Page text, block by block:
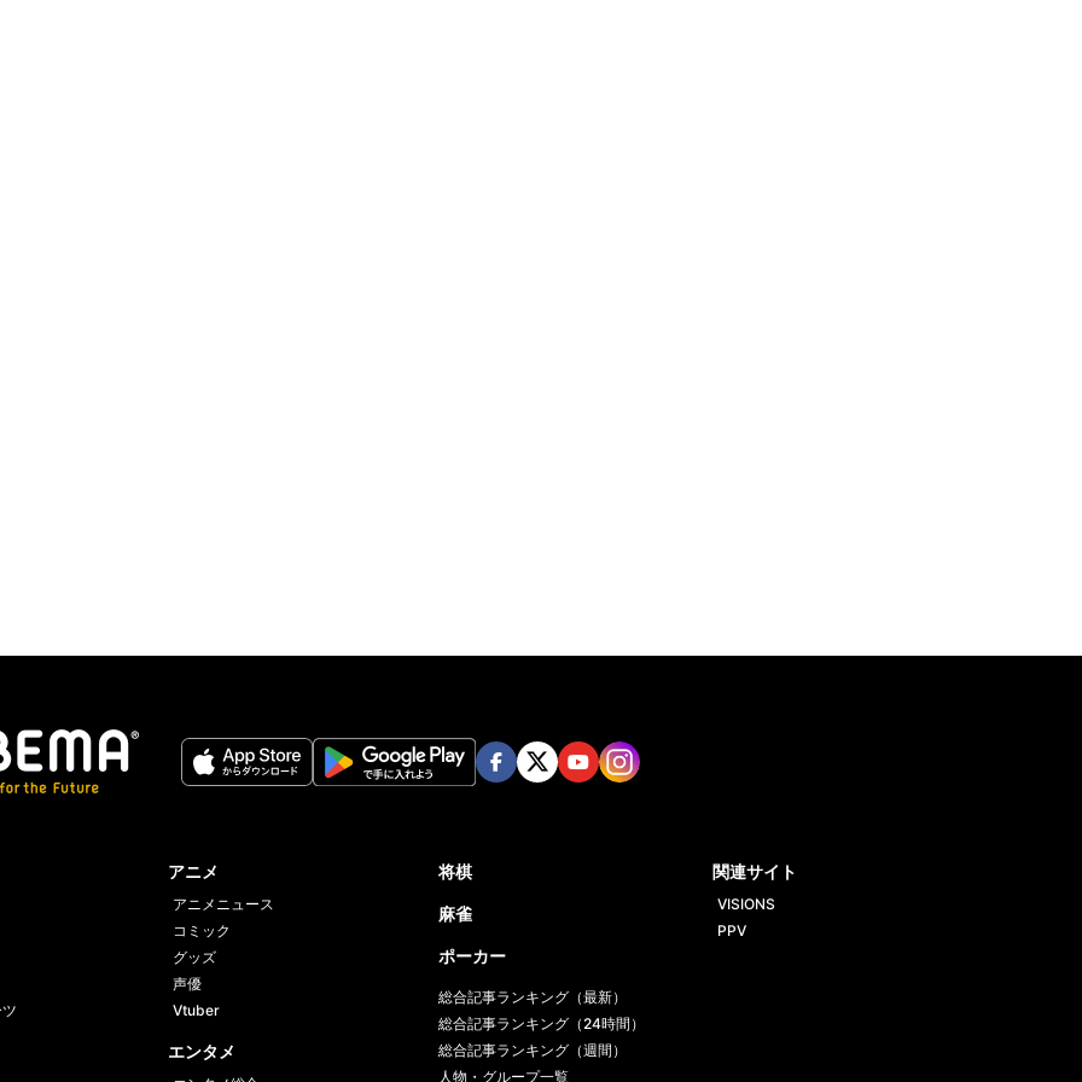
アニメ
アニメニュース
コミック
グッズ
声優
Vtuber
エンタメ
将棋
麻雀
ポーカー
総合記事ランキング（最新）
総合記事ランキング（24時間）
総合記事ランキング（週間）
人物・グループ一覧
関連サイト
VISIONS
PPV